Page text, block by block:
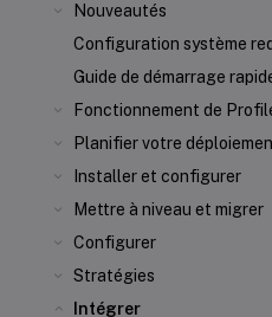
Nouveautés
Configuration système
Guide de démarrage
Fonctionnement de
Planifier votre
Installer et configurer
Mettre à niveau et migrer
Configurer
Stratégies
Intégrer